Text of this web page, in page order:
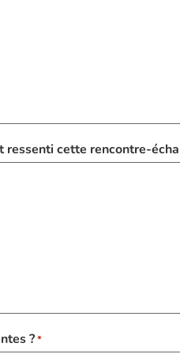
ressenti cette rencontre-
?*